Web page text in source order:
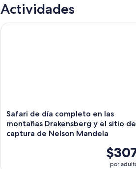
Actividades
Safari de día completo en las
montañas Drakensberg y el sitio de
captura de Nelson Mandela
por
Safari de día completo en las